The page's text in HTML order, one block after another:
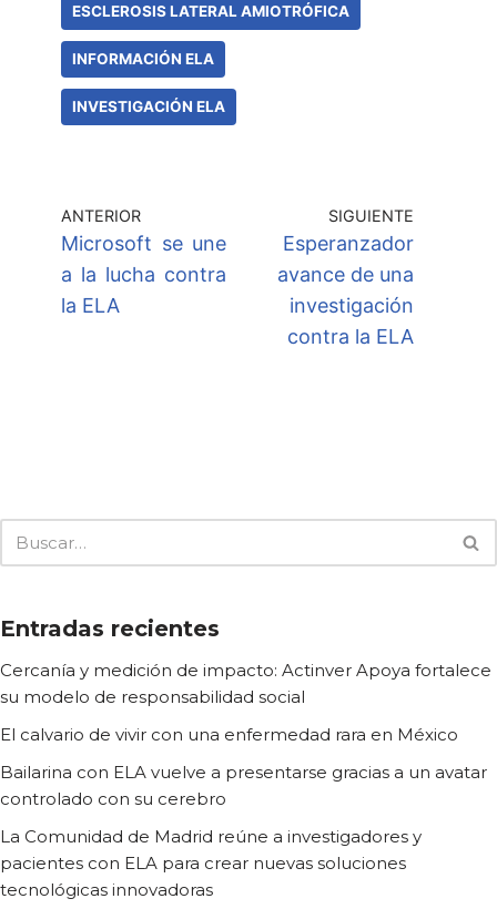
ESCLEROSIS LATERAL AMIOTRÓFICA
INFORMACIÓN ELA
INVESTIGACIÓN ELA
ANTERIOR
Microsoft se une
a la lucha contra
la ELA
SIGUIENTE
Esperanzador
avance de una
investigación
contra la ELA
Entradas recientes
Cercanía y medición de impacto: Actinver Apoya fortalece
su modelo de responsabilidad social
El calvario de vivir con una enfermedad rara en México
Bailarina con ELA vuelve a presentarse gracias a un avatar
controlado con su cerebro
La Comunidad de Madrid reúne a investigadores y
pacientes con ELA para crear nuevas soluciones
tecnológicas innovadoras